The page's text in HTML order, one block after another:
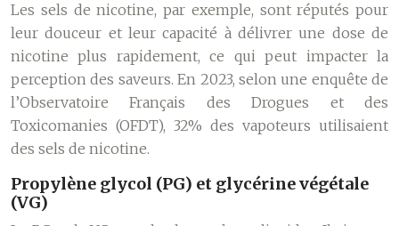
Les sels de nicotine, par exemple, sont réputés pour
leur douceur et leur capacité à délivrer une dose de
nicotine plus rapidement, ce qui peut impacter la
perception des saveurs. En 2023, selon une enquête de
l’Observatoire Français des Drogues et des
Toxicomanies (OFDT), 32% des vapoteurs utilisaient
des sels de nicotine.
Propylène glycol (PG) et glycérine végétale
(VG)